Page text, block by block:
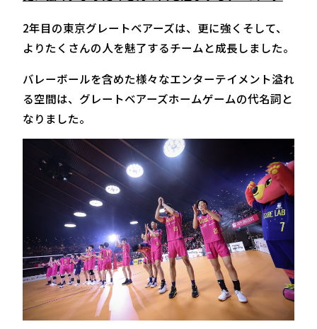
2年目の東京グレートベアーズは、更に強くそして、
よりたくさんの人を魅了するチームと成長しました。
バレーボールを含めた様々なエンターテイメント溢れ
る空間は、グレートベアーズホームゲームの代名詞と
なりました。